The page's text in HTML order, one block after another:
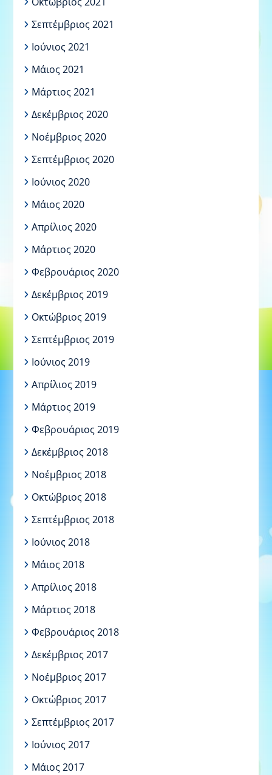
Σεπτέμβριος 2021
Ιούνιος 2021
Μάιος 2021
Μάρτιος 2021
Δεκέμβριος 2020
Νοέμβριος 2020
Σεπτέμβριος 2020
Ιούνιος 2020
Μάιος 2020
Απρίλιος 2020
Μάρτιος 2020
Φεβρουάριος 2020
Δεκέμβριος 2019
Οκτώβριος 2019
Σεπτέμβριος 2019
Ιούνιος 2019
Απρίλιος 2019
Μάρτιος 2019
Φεβρουάριος 2019
Δεκέμβριος 2018
Νοέμβριος 2018
Οκτώβριος 2018
Σεπτέμβριος 2018
Ιούνιος 2018
Μάιος 2018
Απρίλιος 2018
Μάρτιος 2018
Φεβρουάριος 2018
Δεκέμβριος 2017
Νοέμβριος 2017
Οκτώβριος 2017
Σεπτέμβριος 2017
Ιούνιος 2017
Μάιος 2017